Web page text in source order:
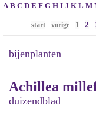
A B C D E F G H I J K L M
start vorige 1 2
bijenplanten
Achillea
duizendblad